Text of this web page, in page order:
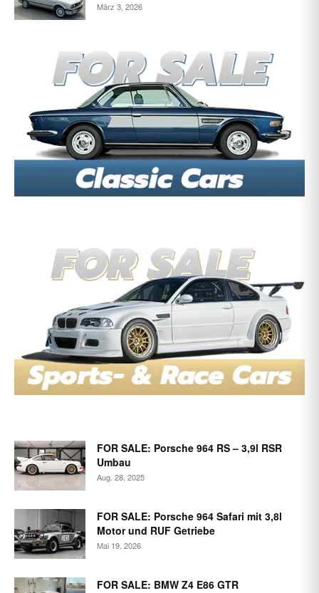
März 3, 2026
FOR SALE: Porsche 964 RS – 3,9l RSR
Umbau
Aug. 28, 2025
FOR SALE: Porsche 964 Safari mit 3,8l
Motor und RUF Getriebe
Mai 19, 2026
FOR SALE: BMW Z4 E86 GTR